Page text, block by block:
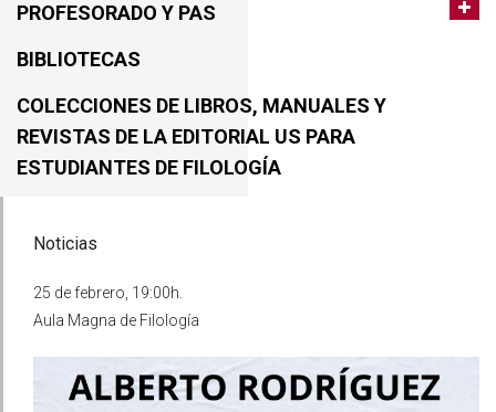
PROFESORADO Y PAS
BIBLIOTECAS
COLECCIONES DE LIBROS, MANUALES Y
REVISTAS DE LA EDITORIAL US PARA
ESTUDIANTES DE FILOLOGÍA
Noticias
25 de febrero, 19:00h.
Aula Magna de Filología